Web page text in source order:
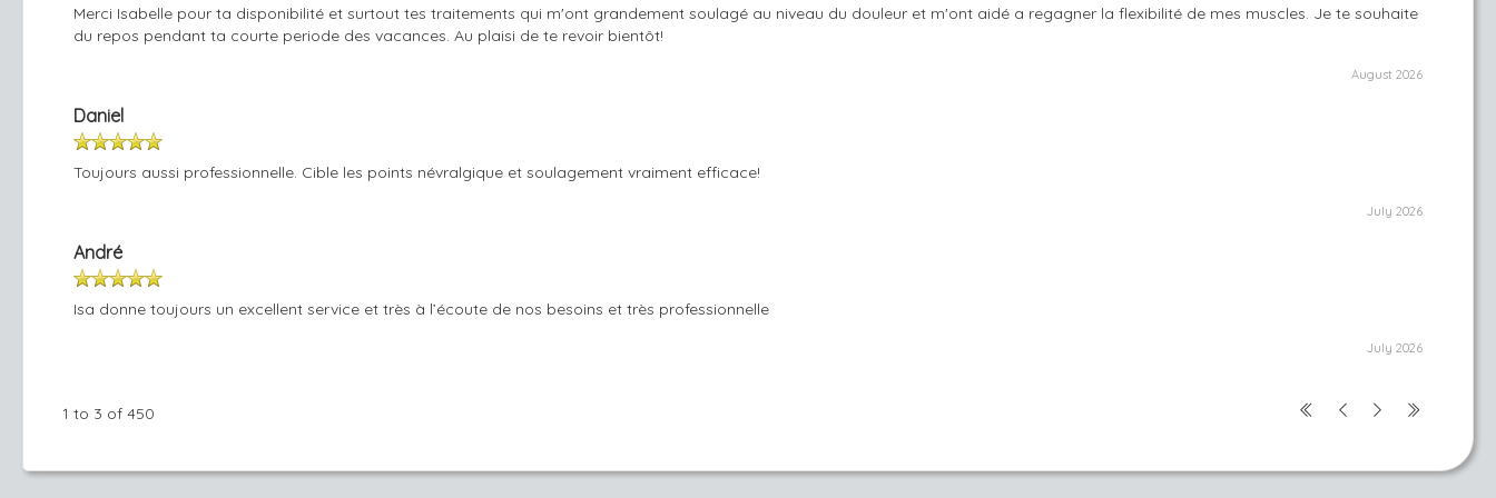
Merci Isabelle pour ta disponibilité et surtout tes traitements qui m'ont grandement soulagé au niveau du douleur et m'ont aidé a regagner la flexibilité de mes muscles. Je te souhaite
du repos pendant ta courte periode des vacances. Au plaisi de te revoir bientôt!
August 2026
Daniel
Toujours aussi professionnelle. Cible les points névralgique et soulagement vraiment efficace!
July 2026
André
Isa donne toujours un excellent service et très à l’écoute de nos besoins et très professionnelle
July 2026
1 to 3 of 450